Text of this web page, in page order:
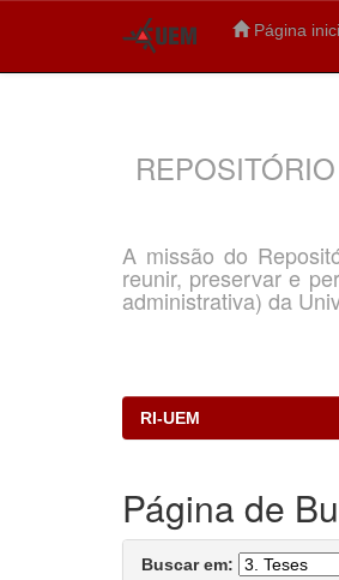
Página
A missão do
reunir, preservar e
administrativa) da
RI-UEM
Página de
Buscar em: